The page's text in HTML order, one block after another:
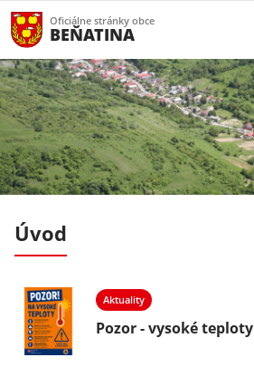
Oficiálne stránky obce
BEŇATINA
Úvod
Aktuality
Pozor - vysoké teploty